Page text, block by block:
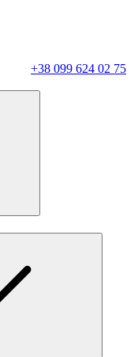
+38 099 624 02 75